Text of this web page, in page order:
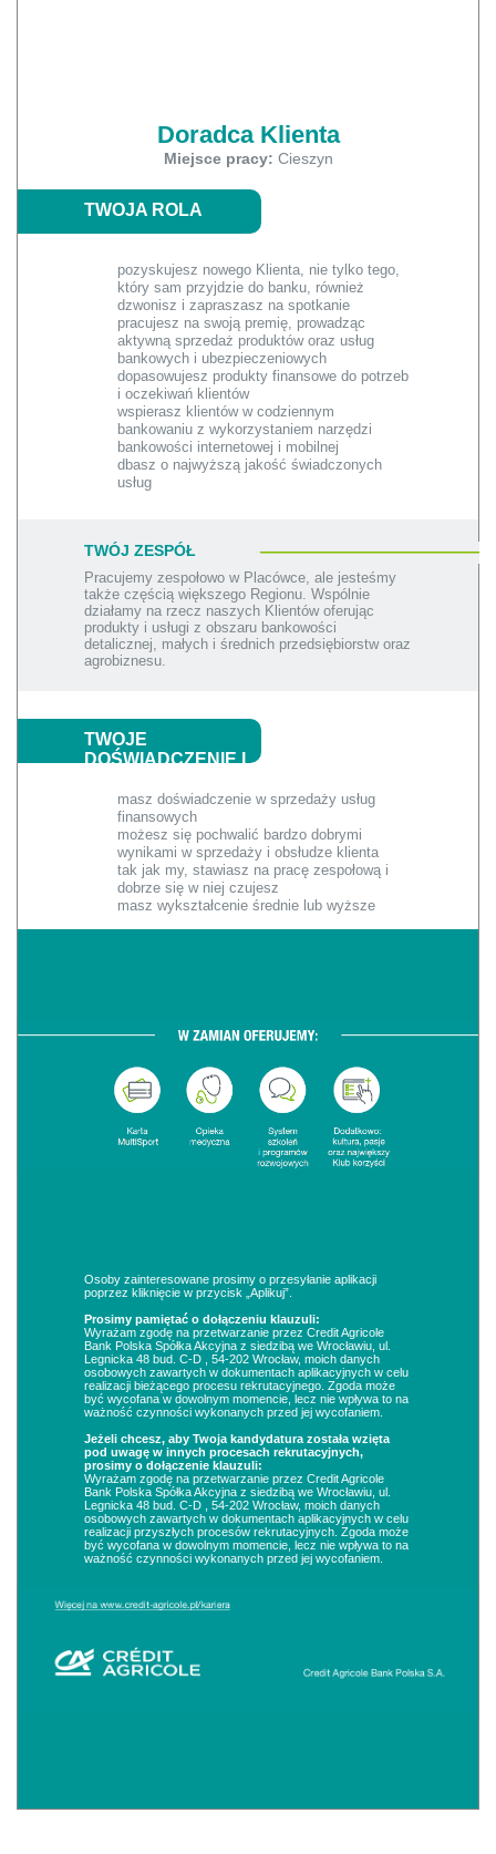
Doradca Klienta
Miejsce pracy: Cieszyn
TWOJA ROLA
pozyskujesz nowego Klienta, nie tylko tego,
który sam przyjdzie do banku, również
dzwonisz i zapraszasz na spotkanie
pracujesz na swoją premię, prowadząc
aktywną sprzedaż produktów oraz usług
bankowych i ubezpieczeniowych
dopasowujesz produkty finansowe do potrzeb
i oczekiwań klientów
wspierasz klientów w codziennym
bankowaniu z wykorzystaniem narzędzi
bankowości internetowej i mobilnej
dbasz o najwyższą jakość świadczonych
usług
TWÓJ ZESPÓŁ
Pracujemy zespołowo w Placówce, ale jesteśmy
także częścią większego Regionu. Wspólnie
działamy na rzecz naszych Klientów oferując
produkty i usługi z obszaru bankowości
detalicznej, małych i średnich przedsiębiorstw oraz
agrobiznesu.
TWOJE
DOŚWIADCZENIE I
masz doświadczenie w sprzedaży usług
finansowych
możesz się pochwalić bardzo dobrymi
wynikami w sprzedaży i obsłudze klienta
tak jak my, stawiasz na pracę zespołową i
dobrze się w niej czujesz
masz wykształcenie średnie lub wyższe
Osoby zainteresowane prosimy o przesyłanie aplikacji
poprzez kliknięcie w przycisk „Aplikuj”.
Prosimy pamiętać o dołączeniu klauzuli:
Wyrażam zgodę na przetwarzanie przez Credit Agricole
Bank Polska Spółka Akcyjna z siedzibą we Wrocławiu, ul.
Legnicka 48 bud. C-D , 54-202 Wrocław, moich danych
osobowych zawartych w dokumentach aplikacyjnych w celu
realizacji bieżącego procesu rekrutacyjnego. Zgoda może
być wycofana w dowolnym momencie, lecz nie wpływa to na
ważność czynności wykonanych przed jej wycofaniem.
Jeżeli chcesz, aby Twoja kandydatura została wzięta
pod uwagę w innych procesach rekrutacyjnych,
prosimy o dołączenie klauzuli:
Wyrażam zgodę na przetwarzanie przez Credit Agricole
Bank Polska Spółka Akcyjna z siedzibą we Wrocławiu, ul.
Legnicka 48 bud. C-D , 54-202 Wrocław, moich danych
osobowych zawartych w dokumentach aplikacyjnych w celu
realizacji przyszłych procesów rekrutacyjnych. Zgoda może
być wycofana w dowolnym momencie, lecz nie wpływa to na
ważność czynności wykonanych przed jej wycofaniem.